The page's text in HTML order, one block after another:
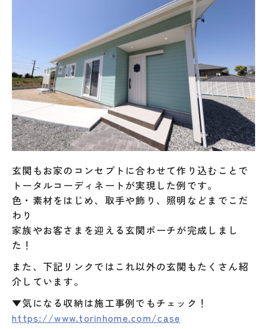
玄関もお家のコンセプトに合わせて作り込むことで
トータルコーディネートが実現した例です。
色・素材をはじめ、取手や飾り、照明などまでこだ
わり
家族やお客さまを迎える玄関ポーチが完成しまし
た！
また、下記リンクではこれ以外の玄関もたくさん紹
介しています。
▼気になる収納は施工事例でもチェック！
https://www.torinhome.com/case